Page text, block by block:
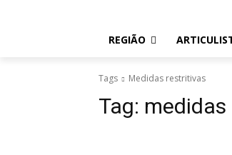
REGIÃO
Tags Medidas restritivas
Tag: